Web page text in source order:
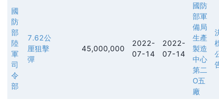
國
防
部
陸
軍
司
令
部
7.62公
厘狙擊
彈
45,000,000
2022-
07-14
2022-
07-14
國防
部軍
備局
生產
製造
中心
第二
O五
廠